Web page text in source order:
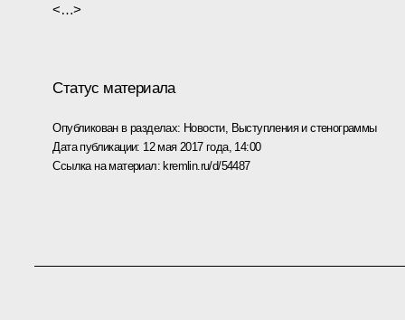
<…>
Статус материала
Опубликован в разделах: Новости, Выступления и стенограммы
Дата публикации: 12 мая 2017 года, 14:00
Ссылка на материал: kremlin.ru/d/54487